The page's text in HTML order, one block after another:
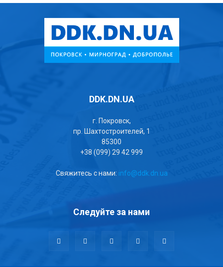
DDK.DN.UA
г. Покровск,
пр. Шахтостроителей, 1
85300
+38 (099) 29 42 999
Свяжитесь с нами: info@ddk.dn.ua
Следуйте за нами